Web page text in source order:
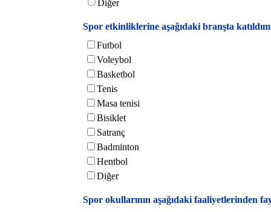
Diğer
Spor etkinliklerine aşağıdaki branşta
Futbol
Voleybol
Basketbol
Tenis
Masa tenisi
Bisiklet
Satranç
Badminton
Hentbol
Diğer
Spor okullarının aşağıdaki faaliyetlerinden